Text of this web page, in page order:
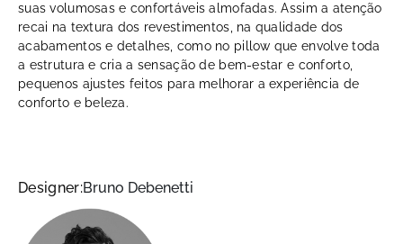
suas volumosas e confortáveis almofadas. Assim a atenção
recai na textura dos revestimentos, na qualidade dos
acabamentos e detalhes, como no pillow que envolve toda
a estrutura e cria a sensação de bem-estar e conforto,
pequenos ajustes feitos para melhorar a experiência de
conforto e beleza.
Designer:Bruno Debenetti